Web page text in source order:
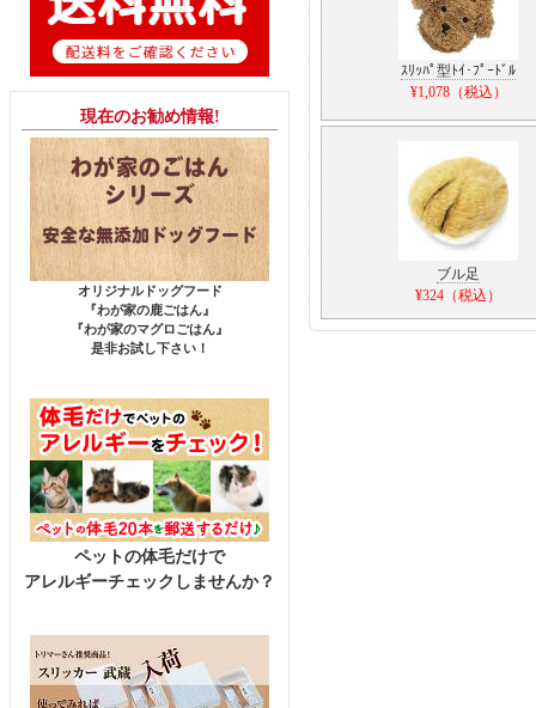
ｽﾘｯﾊﾟ型ﾄｲ･ﾌﾟｰﾄﾞﾙ
¥1,078（税込）
ブル足
¥324（税込）
現在のお勧め情報!
オリジナルドッグフード
『わが家の鹿ごはん』
『わが家のマグロごはん』
是非お試し下さい！
ペットの体毛だけで
アレルギーチェックしませんか？